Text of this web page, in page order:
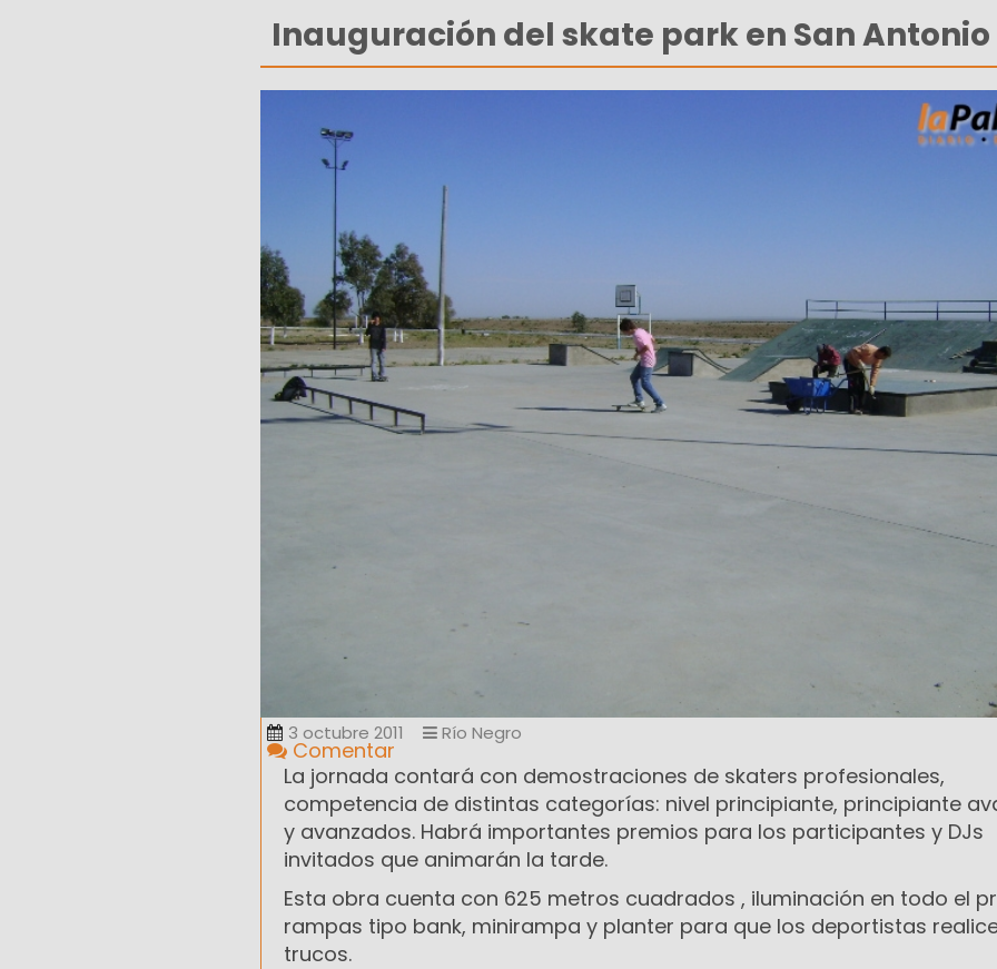
Inauguración del skate park en San Antonio
3 octubre 2011 Río Negro
Comentar
La jornada contará con demostraciones de skaters profesionales,
competencia de distintas categorías: nivel principiante, principiante
y avanzados. Habrá importantes premios para los participantes y DJs
invitados que animarán la tarde.
Esta obra cuenta con 625 metros cuadrados , iluminación en todo el
rampas tipo bank, minirampa y planter para que los deportistas
trucos.